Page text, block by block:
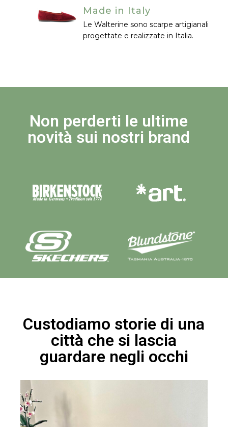
Made in Italy
Le Walterine sono scarpe artigianali
progettate e realizzate in Italia.
Non perderti le ultime
novità sui nostri brand
Custodiamo storie di una
città che si lascia
guardare negli occhi